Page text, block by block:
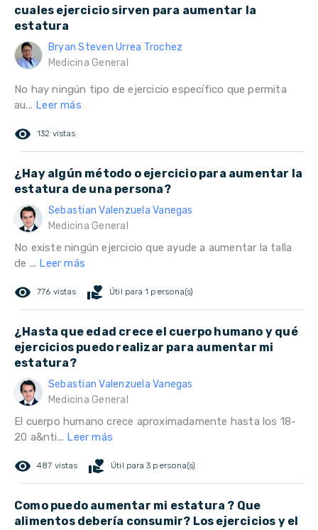
cuales ejercicio sirven para aumentar la
estatura
Bryan Steven Urrea Trochez
Medicina General
No hay ningún tipo de ejercicio específico que permita
au... Leer más
remove_red_eye 132 vistas
¿Hay algún método o ejercicio para aumentar la
estatura de una persona?
Sebastian Valenzuela Vanegas
Medicina General
No existe ningún ejercicio que ayude a aumentar la talla
de ... Leer más
remove_red_eye 776 vistas volunteer_activism Útil para 1 persona(s)
¿Hasta que edad crece el cuerpo humano y qué
ejercicios puedo realizar para aumentar mi
estatura?
Sebastian Valenzuela Vanegas
Medicina General
El cuerpo humano crece aproximadamente hasta los 18-
20 a&nti... Leer más
remove_red_eye 487 vistas volunteer_activism Útil para 3 persona(s)
Como puedo aumentar mi estatura ? Que
alimentos debería consumir? Los ejercicios y el